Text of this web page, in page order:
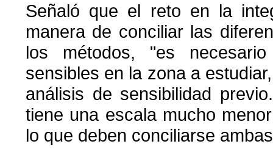
Señaló que el reto en la
manera de conciliar las
los métodos, "es
sensibles en la zona a
análisis de sensibilidad
tiene una escala mucho
lo que deben conciliarse